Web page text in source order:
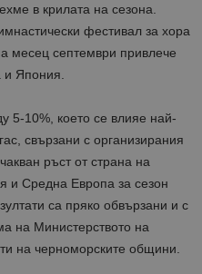
в крилата на сезона.
фестивал за хора
месец септември привлече
Япония.
5-10%, което се влияе най-
свързани с организирания
ръст от страна на
и Средна Европа за сезон
са пряко обвързани и с
на Министерството на
на черноморските общини.